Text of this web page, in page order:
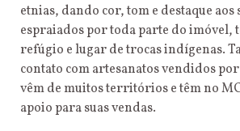
etnias, dando cor, tom e destaque
espraiados por toda parte do
refúgio e lugar de trocas indígenas.
contato com artesanatos vendidos
vêm de muitos territórios e têm no
apoio para suas vendas.